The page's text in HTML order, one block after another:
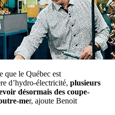
que le Québec est
d’hydro-électricité, plusieurs
désormais des coupe-
mer, ajoute Benoit